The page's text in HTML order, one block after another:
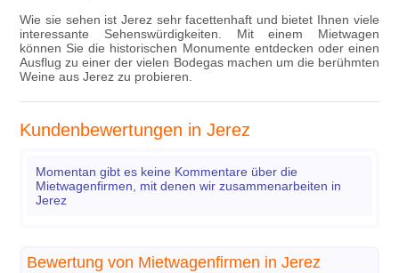
Wie sie sehen ist Jerez sehr facettenhaft und bietet Ihnen viele
interessante Sehenswürdigkeiten. Mit einem Mietwagen
können Sie die historischen Monumente entdecken oder einen
Ausflug zu einer der vielen Bodegas machen um die berühmten
Weine aus Jerez zu probieren.
Kundenbewertungen in Jerez
Momentan gibt es keine Kommentare über die
Mietwagenfirmen, mit denen wir zusammenarbeiten in
Jerez
Bewertung von Mietwagenfirmen in Jerez